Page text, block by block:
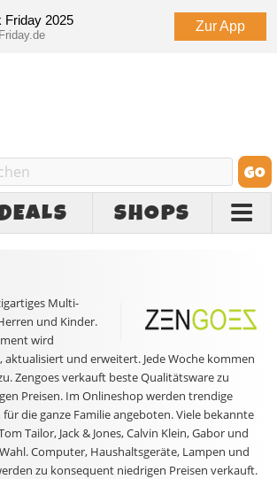
Friday 2025 Zur App
SHOPS
Multi-
und Kinder.
wird
aktualisiert und erweitert. Jede Woche kommen
Zengoes verkauft beste Qualitätsware zu
Preisen. Im Onlineshop werden trendige
die ganze Familie angeboten. Viele bekannte
Tailor, Jack & Jones, Calvin Klein, Gabor und
Computer, Haushaltsgeräte, Lampen und
zu konsequent niedrigen Preisen verkauft.